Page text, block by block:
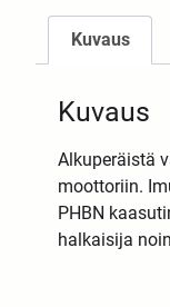
Kuvaus
Kuvaus
Alkuperäistä
moottoriin.
PHBN
halkaisija